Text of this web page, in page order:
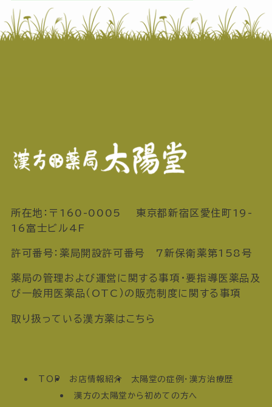
所在地：〒160-0005 東京都新宿区愛住町19-
16富士ビル4F
許可番号：薬局開設許可番号 7新保衛薬第158号
薬局の管理および運営に関する事項・要指導医薬品及
び一般用医薬品（OTC）の販売制度に関する事項
取り扱っている漢方薬はこちら
TOP お店情報紹介
太陽堂の症例・漢方治療歴
漢方の太陽堂から初めての方へ